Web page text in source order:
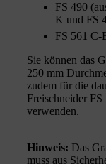
FS 490
K und FS
FS 561 C-
Sie können das
250 mm
zudem für die
Freischneider
verwenden.
Hinweis: Das
muss aus